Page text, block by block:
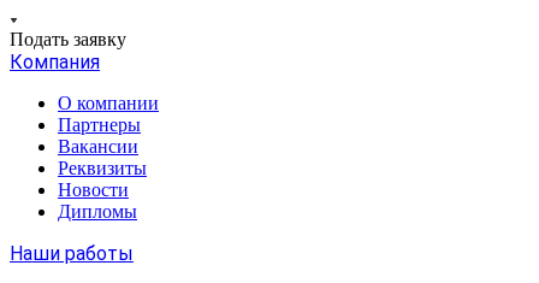
Подать заявку
Компания
О компании
Партнеры
Вакансии
Реквизиты
Новости
Дипломы
Наши работы